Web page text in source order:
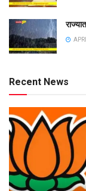
Recent News